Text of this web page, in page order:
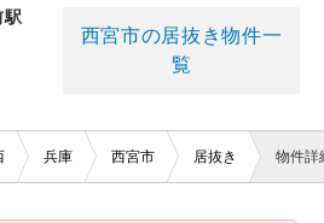
駅
西宮市の居抜き物件一
覧
兵庫 西宮市 居抜き 物件詳